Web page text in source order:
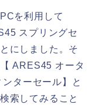
を利用して
スプリングセ
にしました。そ
ARES45 オータ
ターセール】と
索してみること